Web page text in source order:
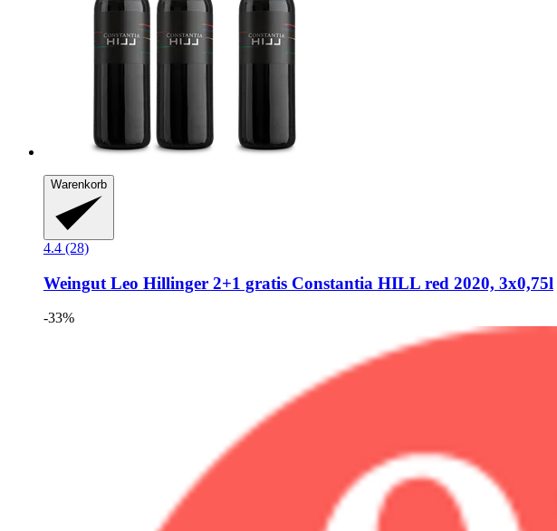
Warenkorb
4.4 (28)
Weingut Leo Hillinger 2+1 gratis Constantia HILL red 2020, 3x0,75l
-33%